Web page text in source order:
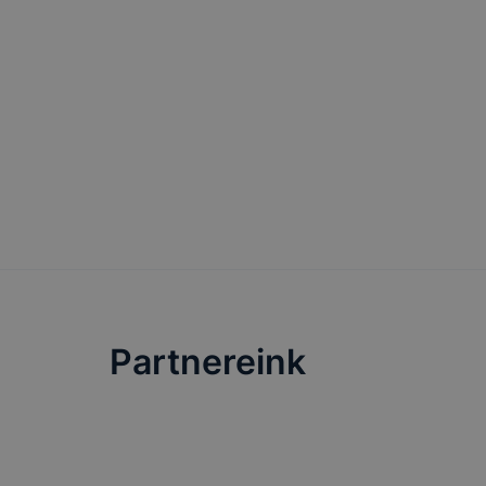
Partnereink
célja
lehetővé